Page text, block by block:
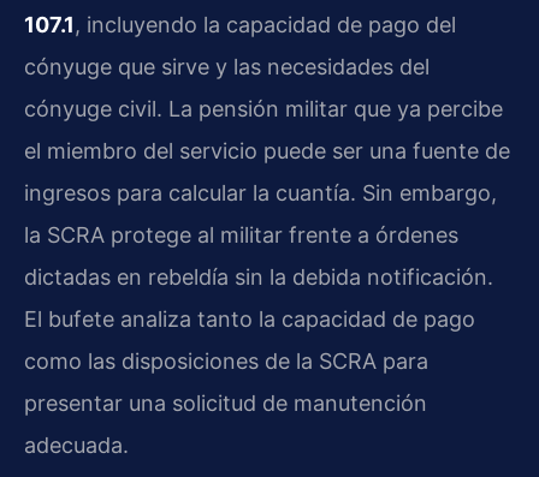
107.1, incluyendo la capacidad de pago del
cónyuge que sirve y las necesidades del
cónyuge civil. La pensión militar que ya percibe
el miembro del servicio puede ser una fuente de
ingresos para calcular la cuantía. Sin embargo,
la SCRA protege al militar frente a órdenes
dictadas en rebeldía sin la debida notificación.
El bufete analiza tanto la capacidad de pago
como las disposiciones de la SCRA para
presentar una solicitud de manutención
adecuada.